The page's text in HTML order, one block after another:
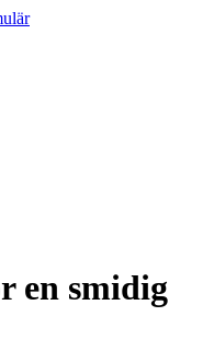
en smidig